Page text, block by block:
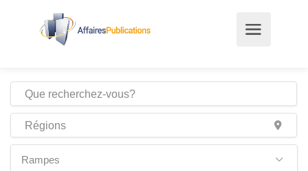
Rampes